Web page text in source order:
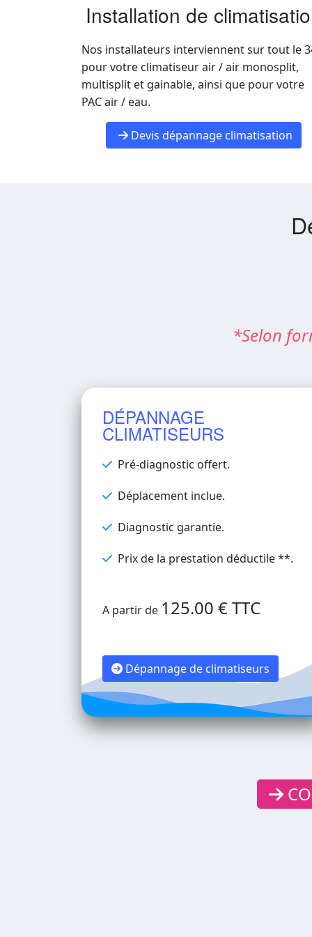
Installation de
Nos installateurs interviennent sur tout le
pour votre climatiseur air / air monosplit,
multisplit et gainable, ainsi que pour votre
PAC air / eau.
Devis dépannage climatisation
*Selon
DÉPANNAGE
CLIMATISEURS
Pré-diagnostic offert.
Déplacement inclue.
Diagnostic garantie.
Prix de la prestation déductile **.
A partir de 125.00 € TTC
Dépannage de climatiseurs